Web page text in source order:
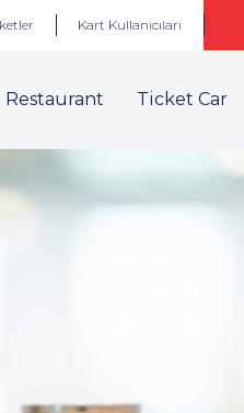
Kart Kullanıcıları
Ticket Car